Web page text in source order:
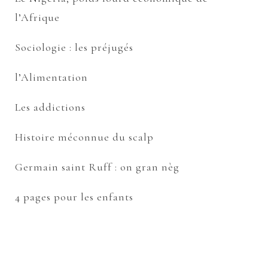
l’Afrique
Sociologie : les préjugés
l’Alimentation
Les addictions
Histoire méconnue du scalp
Germain saint Ruff : on gran nèg
4 pages pour les enfants